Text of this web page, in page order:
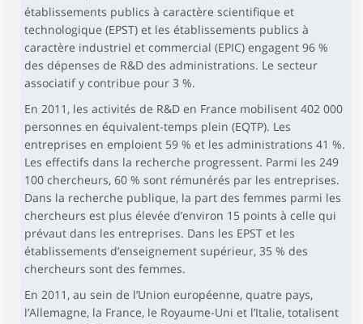
établissements publics à caractère scientifique et
technologique (EPST) et les établissements publics à
caractère industriel et commercial (EPIC) engagent 96 %
des dépenses de R&D des administrations. Le secteur
associatif y contribue pour 3 %.
En 2011, les activités de R&D en France mobilisent 402 000
personnes en équivalent-temps plein (EQTP). Les
entreprises en emploient 59 % et les administrations 41 %.
Les effectifs dans la recherche progressent. Parmi les 249
100 chercheurs, 60 % sont rémunérés par les entreprises.
Dans la recherche publique, la part des femmes parmi les
chercheurs est plus élevée d’environ 15 points à celle qui
prévaut dans les entreprises. Dans les EPST et les
établissements d’enseignement supérieur, 35 % des
chercheurs sont des femmes.
En 2011, au sein de l’Union européenne, quatre pays,
l’Allemagne, la France, le Royaume-Uni et l’Italie, totalisent